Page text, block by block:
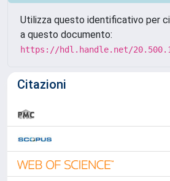
Utilizza questo identificativo per
a questo documento:
https://hdl.handle.net/
Citazioni